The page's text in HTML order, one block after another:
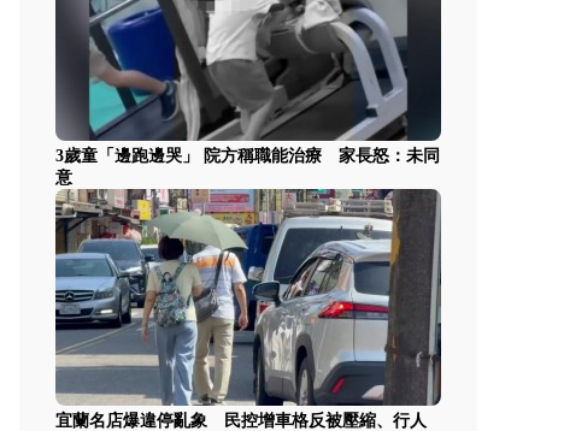
3歲童「邊跑邊哭」 院方稱職能治療 家長怒：未同
意
宜蘭名店爆違停亂象 民控增車格反被壓縮、行人